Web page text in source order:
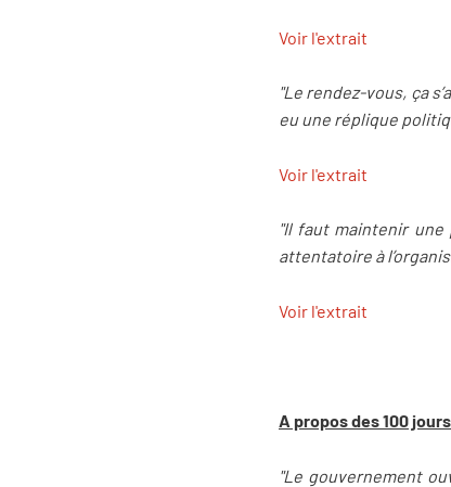
Voir l'extrait
"Le rendez-vous, ça
eu une réplique
Voir l'extrait
"Il faut maintenir une
attentatoire à
Voir l'extrait
A propos des 100
"Le gouvernement